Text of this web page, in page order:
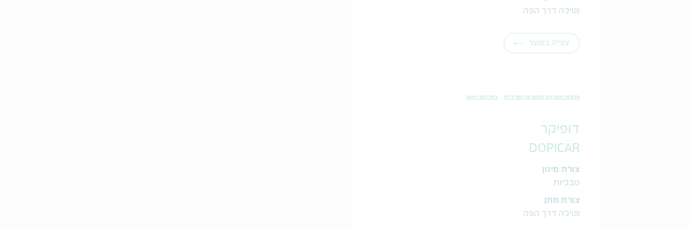
נטילה דרך הפה
צפייה במוצר
מחלות מערכת העצבים המרכזית במרשם רופא
דופיקר
DOPICAR
צורת מינון
טבליות
צורת מתן
נטילה דרך הפה